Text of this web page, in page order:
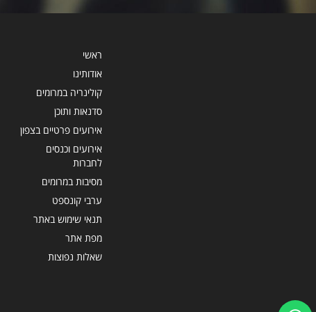
ראשי
אודותינו
קולינריה במרומים
סדנאות ותוכן
אירועים פרטיים בצפון
אירועים וכנסים
לחברות
מסיבות במרומים
ערבי קונספט
תנאי שימוש באתר
מפת אתר
שאלות נפוצות